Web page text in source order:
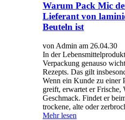
Warum Pack Mic
Lieferant von
Beuteln ist
von Admin am 26.04.30
In der
Verpackung genauso
Rezepts. Das gilt
Wenn ein Kunde zu einer
greift, erwartet er Frische,
Geschmack. Findet er
trockene, alte oder
Mehr lesen